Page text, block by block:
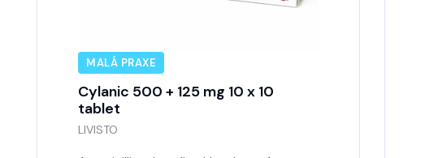
MALÁ PRAXE
Cylanic 500 + 125 mg 10 x 10
tablet
LIVISTO